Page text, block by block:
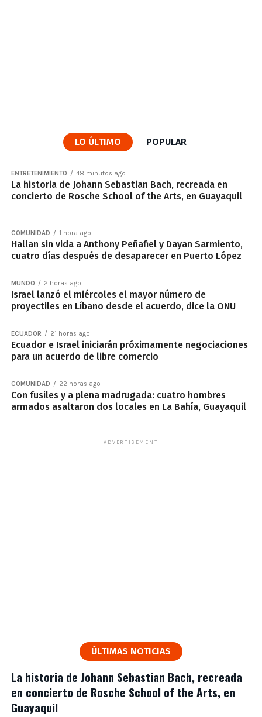
LO ÚLTIMO POPULAR
ENTRETENIMIENTO 48 minutos ago
La historia de Johann Sebastian Bach, recreada en
concierto de Rosche School of the Arts, en Guayaquil
COMUNIDAD 1 hora ago
Hallan sin vida a Anthony Peñafiel y Dayan Sarmiento,
cuatro días después de desaparecer en Puerto López
MUNDO 2 horas ago
Israel lanzó el miércoles el mayor número de
proyectiles en Líbano desde el acuerdo, dice la ONU
ECUADOR 21 horas ago
Ecuador e Israel iniciarán próximamente negociaciones
para un acuerdo de libre comercio
COMUNIDAD 22 horas ago
Con fusiles y a plena madrugada: cuatro hombres
armados asaltaron dos locales en La Bahía, Guayaquil
ADVERTISEMENT
ÚLTIMAS NOTICIAS
La historia de Johann Sebastian Bach, recreada
en concierto de Rosche School of the Arts, en
Guayaquil